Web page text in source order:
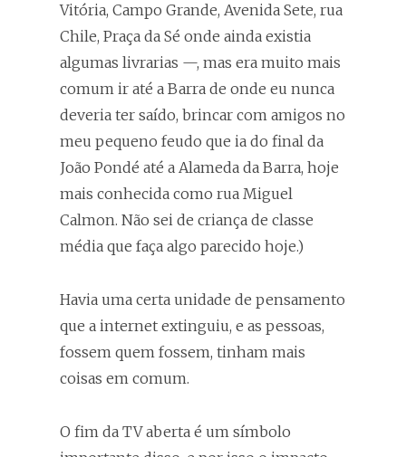
Vitória, Campo Grande, Avenida Sete, rua
Chile, Praça da Sé onde ainda existia
algumas livrarias —, mas era muito mais
comum ir até a Barra de onde eu nunca
deveria ter saído, brincar com amigos no
meu pequeno feudo que ia do final da
João Pondé até a Alameda da Barra, hoje
mais conhecida como rua Miguel
Calmon. Não sei de criança de classe
média que faça algo parecido hoje.)
Havia uma certa unidade de pensamento
que a internet extinguiu, e as pessoas,
fossem quem fossem, tinham mais
coisas em comum.
O fim da TV aberta é um símbolo